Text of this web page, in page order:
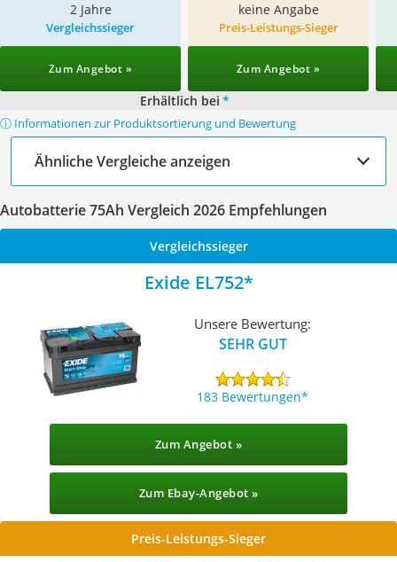
2 Jahre keine Angabe
Vergleichssieger
Zum Angebot »
Preis-Leistungs-Sieger
Zum Angebot »
Erhältlich bei *
ⓘ Informationen zur Produktsortierung und Bewertung
Ähnliche Vergleiche anzeigen
Autobatterie 75Ah Vergleich 2026 Empfehlungen
Vergleichssieger
Exide EL752
Unsere Bewertung:
SEHR GUT
183 Bewertungen
Zum Angebot »
Zum Ebay-Angebot »
Preis-Leistungs-Sieger